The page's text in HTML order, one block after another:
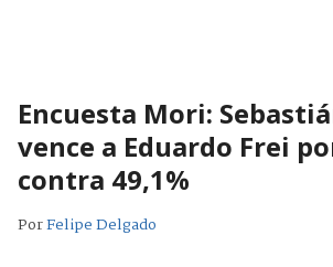
Encuesta Mori:
vence a Eduardo Frei
contra 49,1%
PorFelipe Delgado